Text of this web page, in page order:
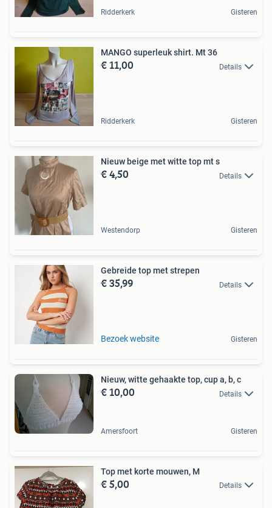
Ridderkerk Gisteren
MANGO superleuk shirt. Mt 36
€ 11,00 Details
Ridderkerk Gisteren
Nieuw beige met witte top mt s
€ 4,50 Details
Westendorp Gisteren
Gebreide top met strepen
€ 35,99 Details
Bezoek website Gisteren
Nieuw, witte gehaakte top, cup a, b, c
€ 10,00 Details
Amersfoort Gisteren
Top met korte mouwen, M
€ 5,00 Details